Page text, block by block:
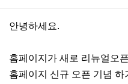
본문
안녕하세요.
홈페이지가 새로 리뉴얼오
홈페이지 신규 오픈 기념